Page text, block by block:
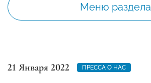
Меню раздела
21 Января 2022 ПРЕССА О НАС